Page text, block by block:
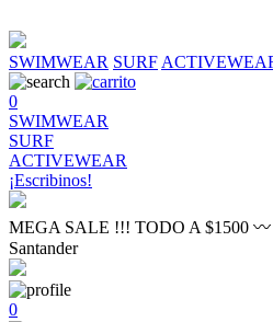
SWIMWEAR SURF
0
SWIMWEAR
SURF
ACTIVEWEAR
¡Escribinos!
MEGA SALE !!! TODO A $1500 〰
Santander
0